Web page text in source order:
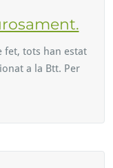
fet, tots han estat
a la Btt. Per